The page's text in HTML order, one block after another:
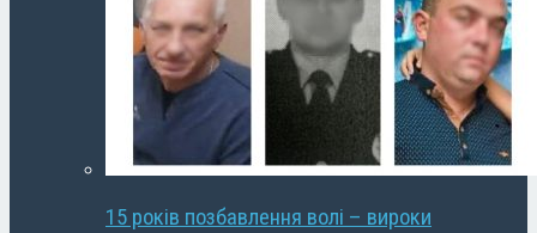
15 років позбавлення волі – вироки